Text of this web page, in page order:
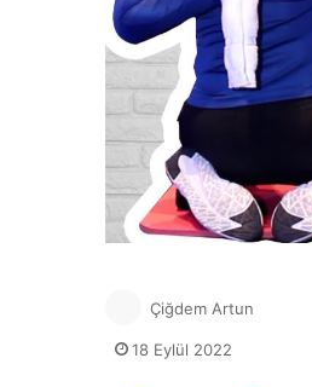
Çiğdem Artun
18 Eylül 2022